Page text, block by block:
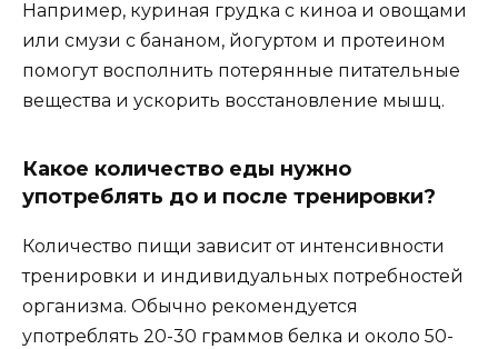
Например, куриная грудка с киноа и овощами
или смузи с бананом, йогуртом и протеином
помогут восполнить потерянные питательные
вещества и ускорить восстановление мышц.
Какое количество еды нужно
употреблять до и после тренировки?
Количество пищи зависит от интенсивности
тренировки и индивидуальных потребностей
организма. Обычно рекомендуется
употреблять 20-30 граммов белка и около 50-